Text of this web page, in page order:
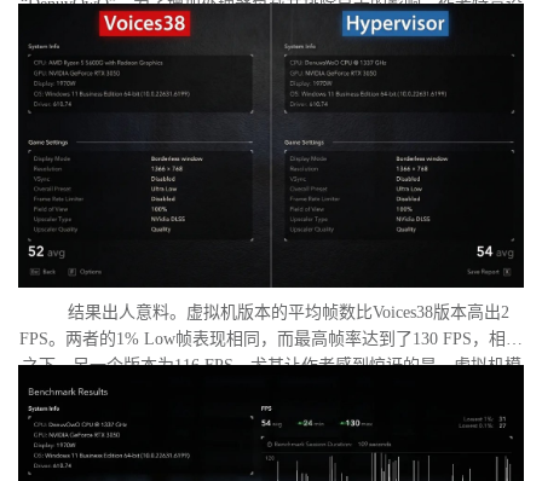
“DenuvOwO”。为了增加处理器负载并排除显卡的影响，作者特意设
置了低分辨率，并将所有图形设置调至“极低”模式。两项测试均在相
同条件下进行：内存完整性和基于虚拟化的安全性（VBS）均已关
闭，并且两轮测试之间电脑甚至没有重启。
结果出人意料。虚拟机版本的平均帧数比Voices38版本高出2
FPS。两者的1% Low帧表现相同，而最高帧率达到了130 FPS，相比
之下，另一个版本为116 FPS。尤其让作者感到惊讶的是，虚拟机模
式下的优化竟如此之好。从理论上讲，额外的虚拟化层应该会给处
理器带来负担并降低性能，但实际上并没有发生这种情况。